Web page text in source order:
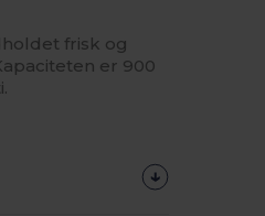
frisk og
er 900